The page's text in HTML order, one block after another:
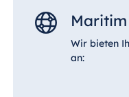
Wir bieten
an: